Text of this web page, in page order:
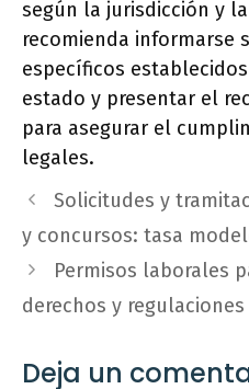
según la jurisdicción y
recomienda informarse
específicos
estado y presentar el
para asegurar el
legales.
Solicitudes y
y concursos: tasa
Permisos laborales
derechos y regulaciones
Deja un